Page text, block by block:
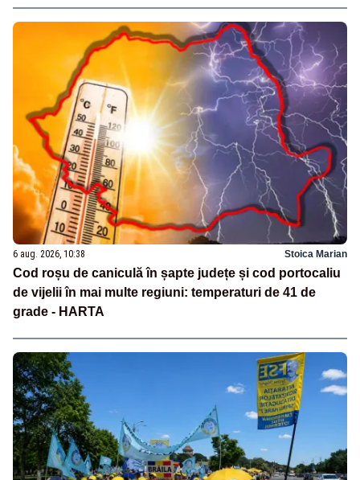
6 aug. 2026, 10:38 Stoica Marian
Cod roșu de caniculă în șapte județe și cod portocaliu
de vijelii în mai multe regiuni: temperaturi de 41 de
grade - HARTA